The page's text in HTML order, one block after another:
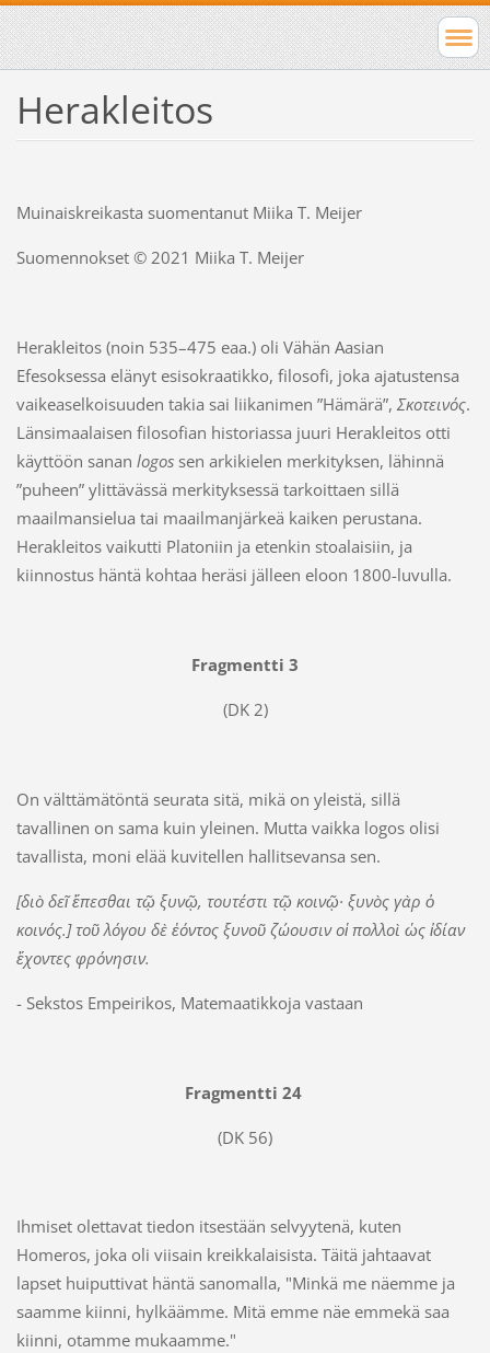
Herakleitos
Muinaiskreikasta suomentanut Miika T. Meijer
Suomennokset © 2021 Miika T. Meijer
Herakleitos (noin 535–475 eaa.) oli Vähän Aasian
Efesoksessa elänyt esisokraatikko, filosofi, joka ajatustensa
vaikeaselkoisuuden takia sai liikanimen ”Hämärä”, Σκοτεινός.
Länsimaalaisen filosofian historiassa juuri Herakleitos otti
käyttöön sanan logos sen arkikielen merkityksen, lähinnä
”puheen” ylittävässä merkityksessä tarkoittaen sillä
maailmansielua tai maailmanjärkeä kaiken perustana.
Herakleitos vaikutti Platoniin ja etenkin stoalaisiin, ja
kiinnostus häntä kohtaa heräsi jälleen eloon 1800-luvulla.
Fragmentti 3
(DK 2)
On välttämätöntä seurata sitä, mikä on yleistä, sillä
tavallinen on sama kuin yleinen. Mutta vaikka logos olisi
tavallista, moni elää kuvitellen hallitsevansa sen.
[διὸ δεῖ ἕπεσθαι τῷ ξυνῷ, τουτέστι τῷ κοινῷ· ξυνὸς γὰρ ὁ
κοινός.] τοῦ λόγου δὲ ἐόντος ξυνοῦ ζώουσιν οἱ πολλοὶ ὡς ἰδίαν
ἔχοντες φρόνησιν.
- Sekstos Empeirikos, Matemaatikkoja vastaan
Fragmentti 24
(DK 56)
Ihmiset olettavat tiedon itsestään selvyytenä, kuten
Homeros, joka oli viisain kreikkalaisista. Täitä jahtaavat
lapset huiputtivat häntä sanomalla, "Minkä me näemme ja
saamme kiinni, hylkäämme. Mitä emme näe emmekä saa
kiinni, otamme mukaamme."